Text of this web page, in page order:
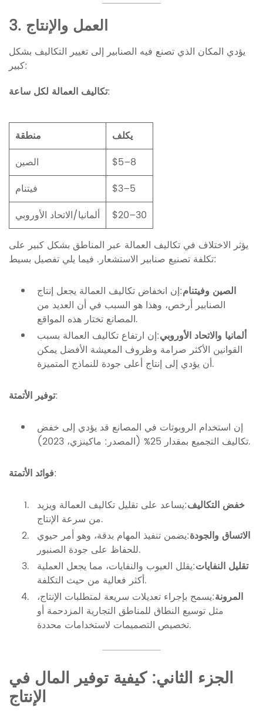
3. العمل والإنتاج
يؤدي المكان الذي تصنع فيه الصنابير إلى تغيير التكاليف بشكل
كبير:
تكاليف العمالة لكل ساعة:
منطقة
يكلف
الصين
$5–8
فيتنام
$3–5
ألمانيا/الاتحاد الأوروبي
$20–30
يؤثر الاختلاف في تكاليف العمالة عبر المناطق بشكل كبير على
تكلفة تصنيع صنابير الاستشعار. فيما يلي تفصيل بسيط:
الصين وفيتنام:إن انخفاض تكاليف العمالة يجعل إنتاج
الصنابير أرخص، وهذا هو السبب في أن العديد من
المصانع تختار هذه المواقع.
ألمانيا والاتحاد الأوروبي:إن ارتفاع تكاليف العمالة بسبب
القوانين الأكثر صرامة وظروف المعيشة الأفضل يمكن
أن يؤدي إلى إنتاج أعلى جودة للنماذج المتميزة.
توفير الأتمتة:
إن استخدام الروبوتات في المصانع قد يؤدي إلى خفض
تكاليف التجميع بمقدار 25% (المصدر: ماكينزي، 2023).
فوائد الأتمتة:
خفض التكاليف:يساعد على تقليل تكاليف العمالة ويزيد
من سرعة الإنتاج.
الاتساق والجودة:يضمن تنفيذ المهام بدقة، وهو أمر حيوي
للحفاظ على جودة الصنبور.
تقليل النفايات:يقلل العيوب والنفايات، مما يجعل العملية
أكثر فعالية من حيث التكلفة.
المرونة:يسمح بإجراء تعديلات سريعة لمتطلبات الإنتاج،
مثل توسيع النطاق للمناطق التجارية المزدحمة أو
تخصيص التصميمات لاستخدامات محددة.
الجزء الثاني: كيفية توفير المال في
الإنتاج